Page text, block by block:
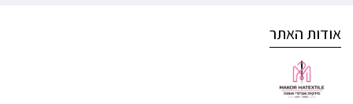
אודות האתר